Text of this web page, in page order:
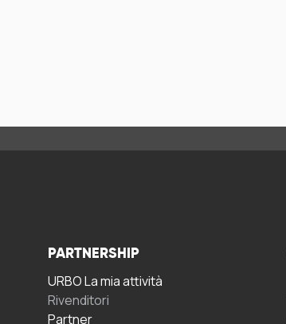
PARTNERSHIP
URBO La mia attività
Rivenditori
Partner